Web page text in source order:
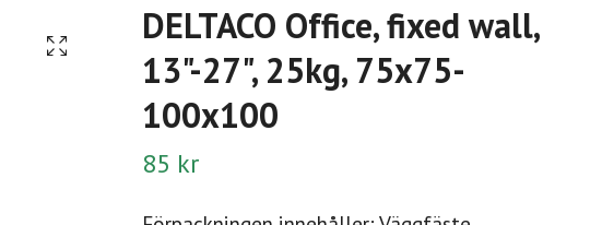
DELTACO Office, fixed wall,
13"-27", 25kg, 75x75-
100x100
85 kr